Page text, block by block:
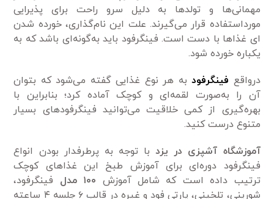
مهمانی‌‌ها و تولد‌ها به دلیل سرو راحت برای پذیرایی
مورداستفاده قرار می‌گیرند. علت این نام‌گذاری، خورده شدن
ای غذا‌ها با دست است. فینگرفود باید به‌گونه‌ای باشد که به
یکباره خورده شود.
درواقع فینگرفودبه هر نوع غذایی گفته می‌شود که بتوان
آن را به‌صورت لقمه‌ای و کوچک آماده کرد؛ بنابراین با
بهره‌گیری از کمی‌ خلاقیت می‌‌توانید فینگرفودهای بسیار
متنوع درست کنید.
آموزشگاه آشپزی در یزد با توجه به پرطرفدار بودن انواع
فینگرفود دوره‌ای برای آموزش طبخ این غذا‌های کوچک
ترتیب داده است که شامل آموزش ۱۰۰ مدل
فینگرفود،
شورینی، تلخینی، پارتی فود و غیره در قالب ۶ جلسه ۴ ساعته